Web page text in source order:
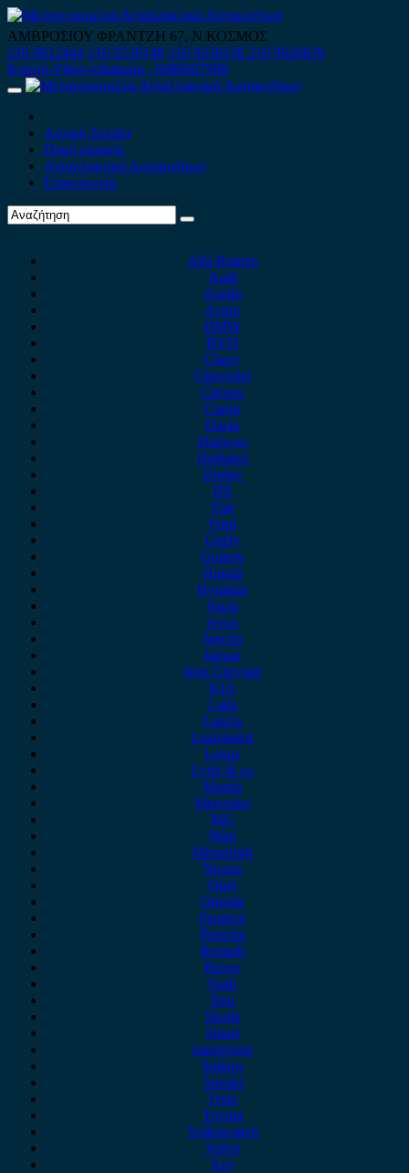
Skip
to
content
ΑΜΒΡΟΣΙΟΥ ΦΡΑΝΤΖΗ 67, Ν.ΚΟΣΜΟΣ
210 9012444 210 9239148 210 9238158 210 9026839
Κινητό-Viber-whatsapp : 6980507900
Primary
Αρχική Σελίδα
Ποιοί είμαστε
Ανταλλακτικά Αυτοκινήτων
Επικοινωνία
Alfa Romeo
Audi
Austin
Acura
BMW
BYD
Chery
Chevrolet
Citroen
Cupra
Dacia
Daewoo
Daihatsu
Dodge
DS
Fiat
Ford
Geely
Gonow
Honda
Hyundai
Isuzu
iveco
Jaecoo
Jaguar
Jeep Chrysler
KIA
Lada
Lancia
Leapmotor
Lexus
Lynk & co
Mazda
Mercedes
MG
Mini
Mitsubishi
Nissan
Opel
Omoda
Peugeot
Porsche
Renault
Rover
Saab
Seat
Skoda
Smart
ssangyong
Subaru
Suzuki
Tesla
Toyota
Volkswagen
Volvo
Xev